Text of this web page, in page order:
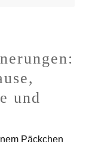
und
Päckchen